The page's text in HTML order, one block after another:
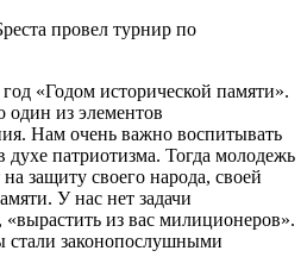
«Годом исторической памяти».
из элементов
Нам очень важно воспитывать
патриотизма. Тогда молодежь
защиту своего народа, своей
У нас нет задачи
«вырастить из вас милиционеров».
законопослушными